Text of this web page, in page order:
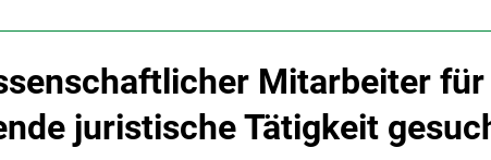
Mitarbeiter für
juristische Tätigkeit